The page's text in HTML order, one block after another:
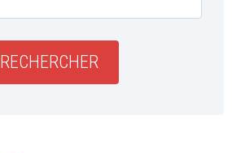
RECHERCHER